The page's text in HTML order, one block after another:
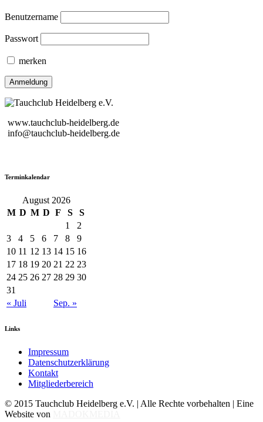
Benutzername
Passwort
merken
www.tauchclub-heidelberg.de
info@tauchclub-heidelberg.de
Terminkalendar
August 2026
M D M D F S
S
1
2
3
4 5 6 7 8
9
10 11 12 13 14 15 16
17 18 19 20 21 22 23
24 25 26 27 28 29 30
31
« Juli
Sep. »
Links
Impressum
Datenschutzerklärung
Kontakt
Mitgliederbereich
© 2015 Tauchclub Heidelberg e.V. | Alle Rechte vorbehalten | Eine
Website von